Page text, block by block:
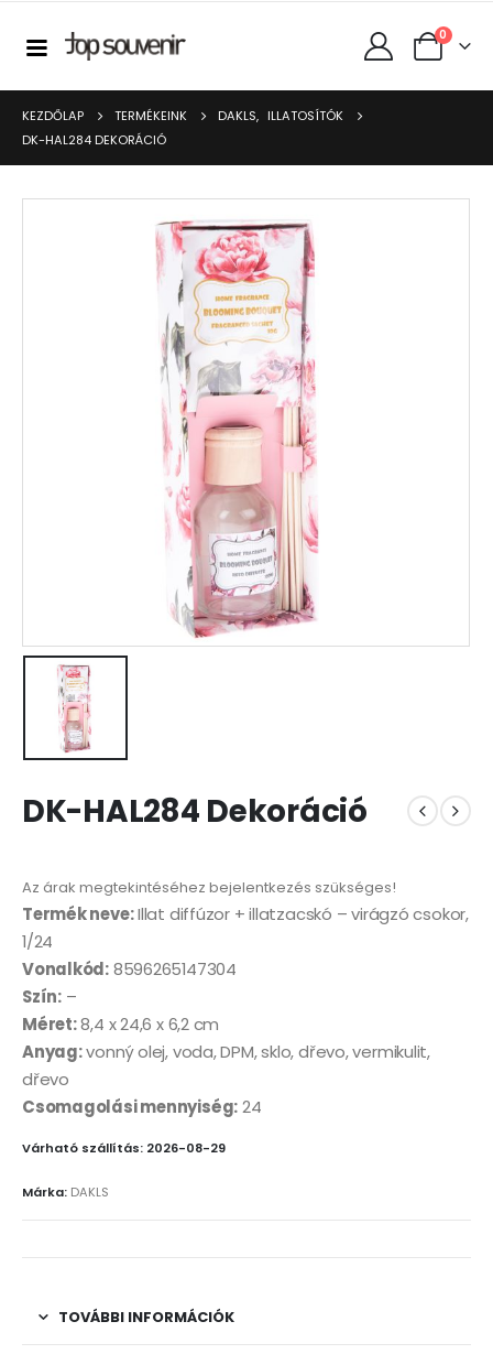
0
KEZDŐLAP TERMÉKEINK DAKLS, ILLATOSÍTÓK
DK-HAL284 DEKORÁCIÓ
DK-HAL284 Dekoráció
Az árak megtekintéséhez bejelentkezés szükséges!
Termék neve:Illat diffúzor + illatzacskó – virágzó csokor,
1/24
Vonalkód:8596265147304
Szín:–
Méret:8,4 x 24,6 x 6,2 cm
Anyag:vonný olej, voda, DPM, sklo, dřevo, vermikulit,
dřevo
Csomagolási mennyiség:24
Várható szállítás: 2026-08-29
Márka: DAKLS
TOVÁBBI INFORMÁCIÓK